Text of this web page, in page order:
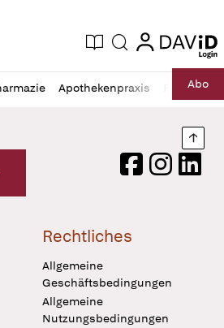
Zeitung
Aktuelle Ausgabe
Suche login
login
Apothekenpraxis RechtAbo
Verlag Logo
FacebookInstagram
Rechtliches
Allgemeine
Geschäftsbedingungen
Allgemeine
Nutzungsbedingungen